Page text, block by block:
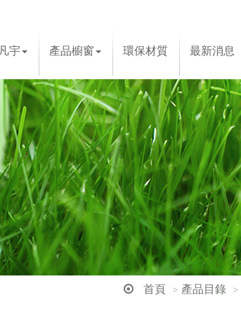
宇 產品櫥窗 環保材質 最新消息
首頁 產品目錄